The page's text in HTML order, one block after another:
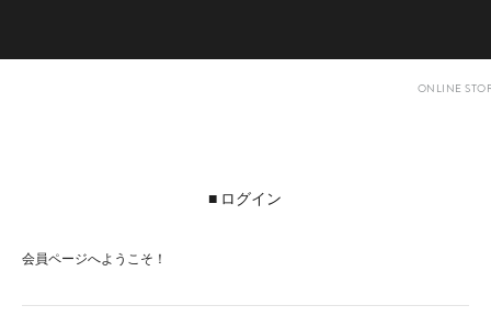
ログイン
会員ページへようこそ！